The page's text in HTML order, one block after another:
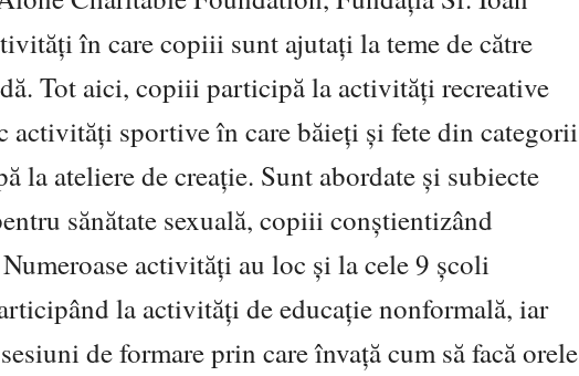
în care copiii sunt ajutați la teme de către
Tot aici, copiii participă la activități recreative
activități sportive în care băieți și fete din categorii
la ateliere de creație. Sunt abordate și subiecte
sănătate sexuală, copiii conștientizând
activități au loc și la cele 9 școli
la activități de educație nonformală, iar
de formare prin care învață cum să facă orele